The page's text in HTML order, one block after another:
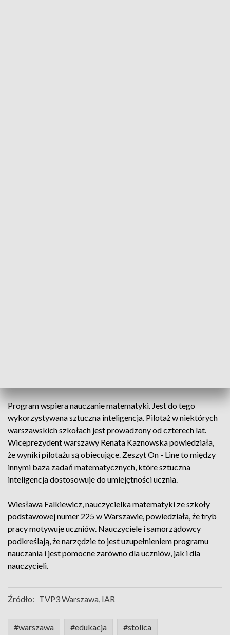
Program wspiera nauczanie matematyki. Jest do tego
wykorzystywana sztuczna inteligencja. Pilotaż w niektórych
warszawskich szkołach jest prowadzony od czterech lat.
Wiceprezydent warszawy Renata Kaznowska powiedziała,
że wyniki pilotażu są obiecujące. Zeszyt On - Line to między
innymi baza zadań matematycznych, które sztuczna
inteligencja dostosowuje do umiejętności ucznia.
Wiesława Falkiewicz, nauczycielka matematyki ze szkoły
podstawowej numer 225 w Warszawie, powiedziała, że tryb
pracy motywuje uczniów. Nauczyciele i samorządowcy
podkreślają, że narzędzie to jest uzupełnieniem programu
nauczania i jest pomocne zarówno dla uczniów, jak i dla
nauczycieli.
Źródło: TVP3 Warszawa, IAR
#warszawa #edukacja #stolica